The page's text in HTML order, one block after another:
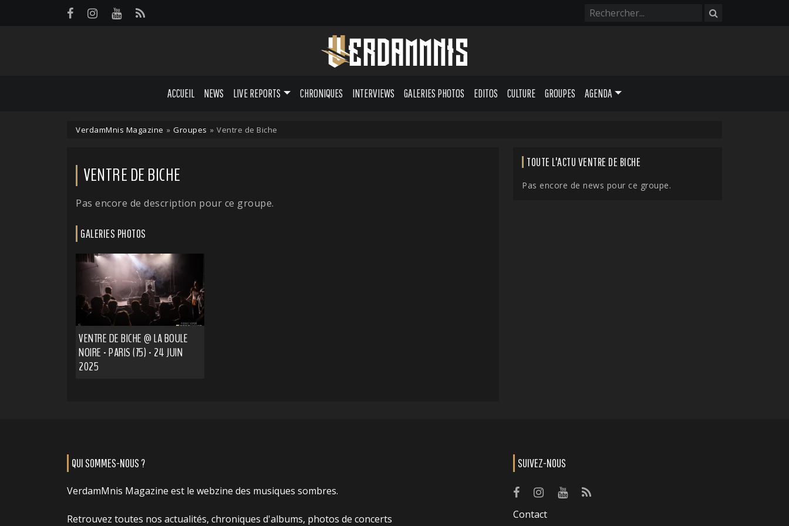
ACCUEIL NEWS LIVE REPORTS CHRONIQUES INTERVIEWS GALERIES PHOTOS EDITOS CULTURE GROUPES AGENDA
VerdamMnis Magazine » Groupes » Ventre de Biche
VENTRE DE BICHE
Pas encore de description pour ce groupe.
GALERIES PHOTOS
VENTRE DE BICHE @ LA BOULE
NOIRE - PARIS (75) - 24 JUIN
2025
TOUTE L'ACTU VENTRE DE BICHE
Pas encore de news pour ce groupe.
QUI SOMMES-NOUS ?
VerdamMnis Magazine est le webzine des musiques sombres.
Retrouvez toutes nos actualités, chroniques d'albums, photos de concerts
SUIVEZ-NOUS
Contact
Panneau de gestion des cookies